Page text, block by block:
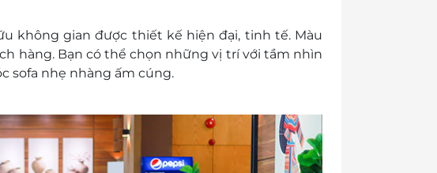
trực tiếp tại quầy lễ tân theo giá công bố tại
ưu đãi/ mã QR trên ứng dụng LifeLink/ hoặc
công: Nhân viên Lễ tân Phòng khách từ chối
hàng liên hệ lại Hotline LifeLink 1900 2065 để
không gian được thiết kế hiện đại, tinh tế. Màu
hàng. Bạn có thể chọn những vị trí với tầm nhìn
sofa nhẹ nhàng ấm cúng.